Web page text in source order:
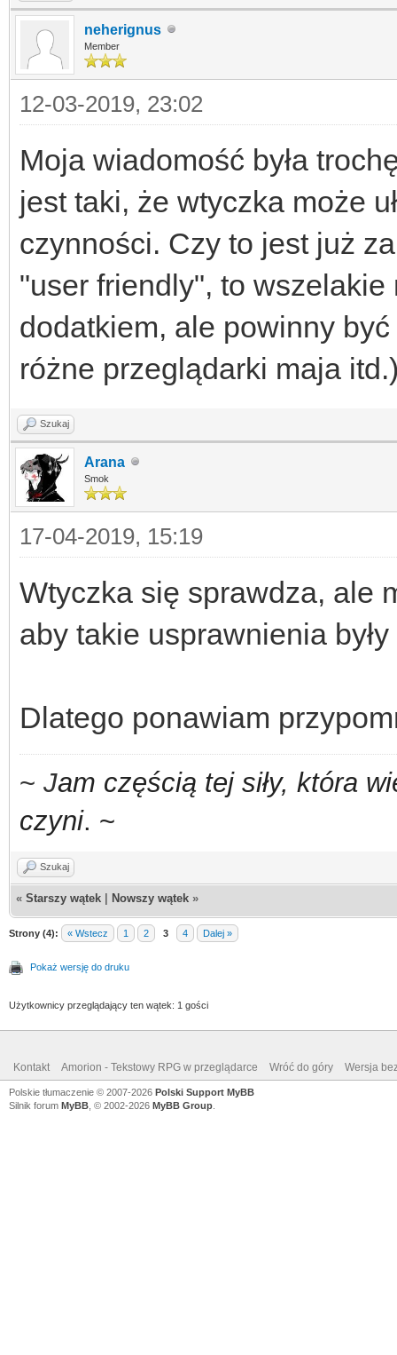
neherignus
Member
12-03-2019, 23:02
Moja wiadomość była
jest taki, że wtyczka może
czynności. Czy to jest już
"user friendly", to wszelakie
dodatkiem, ale powinny
różne przeglądarki maja
Szukaj
Arana
Smok
17-04-2019, 15:19
Wtyczka się sprawdza, ale
aby takie usprawnienia
Dlatego ponawiam
~ Jam częścią tej siły, która
czyni. ~
Szukaj
« Starszy wątek Nowszy wątek »
Strony (4): « Wstecz 1 2 3 4 Dalej »
Pokaż wersję do druku
Użytkownicy przeglądający ten wątek: 1 gości
Kontakt Amorion - Tekstowy RPG w przeglądarce Wróć do góry Wersja
Polskie tłumaczenie © 2007-2026 Polski Support MyBB
Silnik forum MyBB , © 2002-2026 MyBB Group